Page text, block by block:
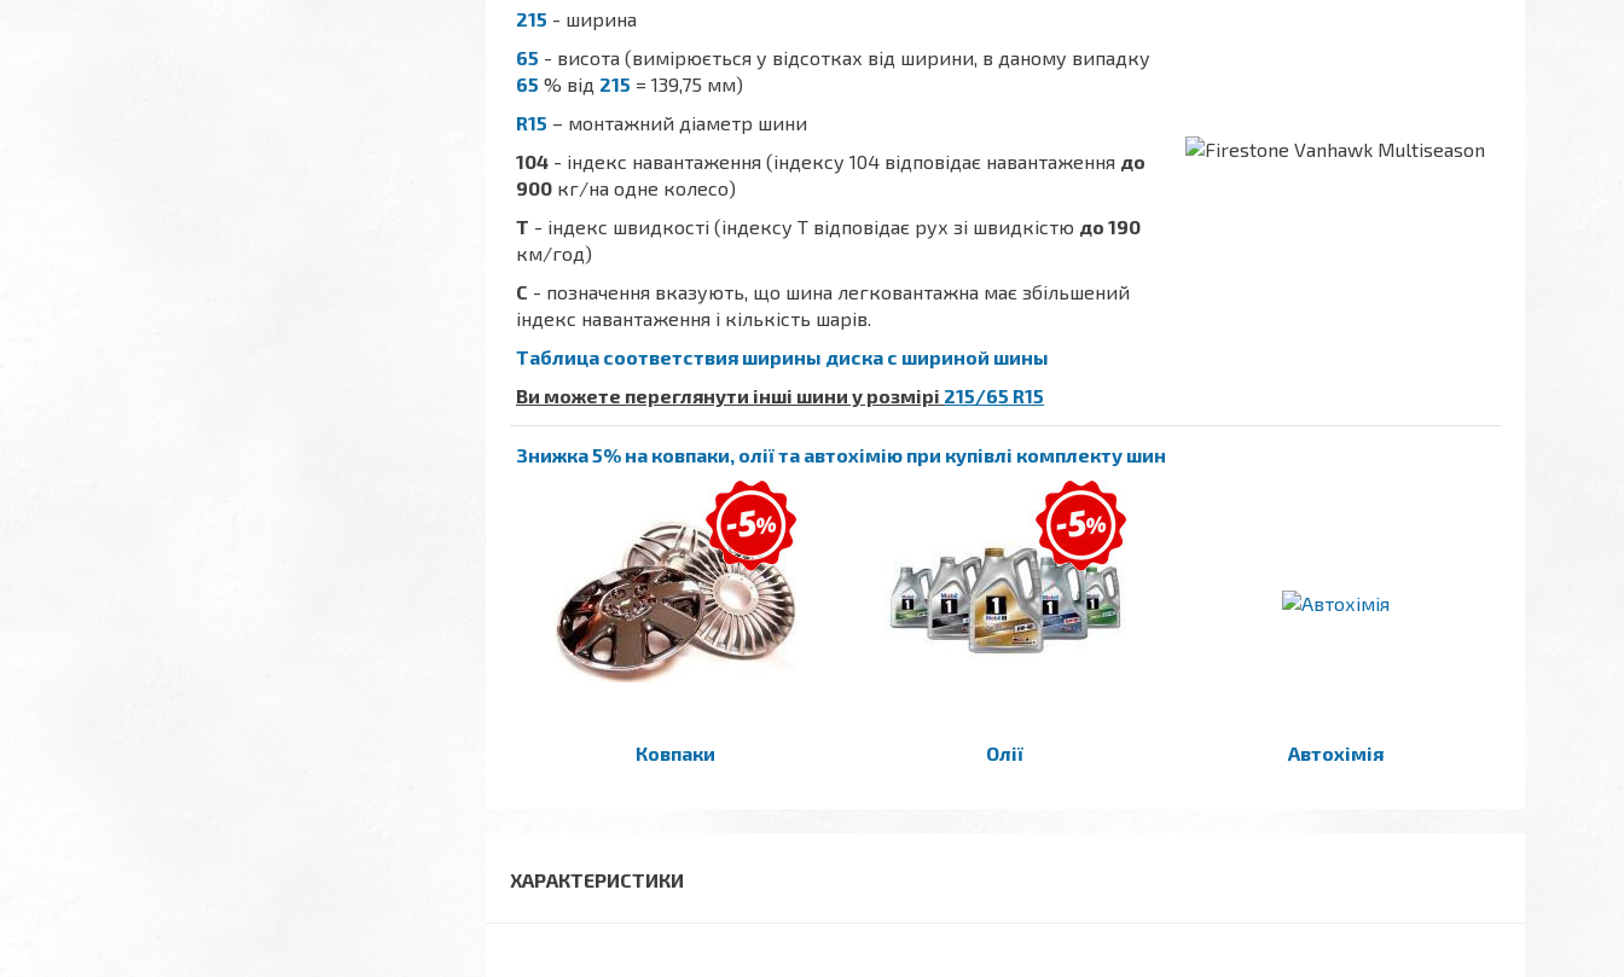
215 - ширина
65 - висота (вимірюється у відсотках від ширини, в даному випадку
65 % від 215 = 139,75 мм)
R15 – монтажний діаметр шини
104 - індекс навантаження (індексу 104 відповідає навантаження до
900 кг/на одне колесо)
T - індекс швидкості (індексу T відповідає рух зі швидкістю до 190
км/год)
C - позначення вказують, що шина легковантажна має збільшений
індекс навантаження і кількість шарів.
Таблица соответствия ширины диска с шириной шины
Ви можете переглянути інші шини у розмірі 215/65 R15
Знижка 5% на ковпаки, олії та автохімію при купівлі комплекту шин
Ковпаки Олії Автохімія
ХАРАКТЕРИСТИКИ